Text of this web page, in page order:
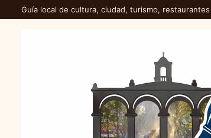
Guía local de cultura, ciudad, turismo,